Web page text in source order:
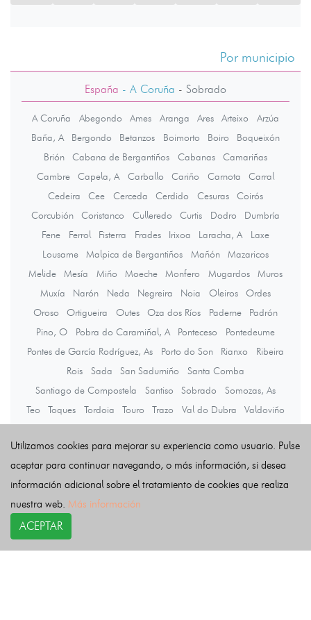
Por municipio
España - A Coruña - Sobrado
A Coruña Abegondo Ames Aranga Ares Arteixo
Arzúa
Baña, A
Bergondo Betanzos Boimorto Boiro
Boqueixón
Brión
Cabana de Bergantiños Cabanas
Camariñas
Cambre
Capela, A Carballo Cariño Carnota
Carral
Cedeira
Cee Cerceda Cerdido Cesuras
Coirós
Corcubión
Coristanco Culleredo Curtis Dodro
Dumbría
Fene
Ferrol Fisterra Frades Irixoa Laracha, A
Laxe
Lousame
Malpica de Bergantiños Mañón
Mazaricos
Melide
Mesía Miño Moeche Monfero Mugardos
Muros
Muxía
Narón Neda Negreira Noia Oleiros
Ordes
Oroso
Ortigueira Outes Oza dos Ríos Paderne
Padrón
Pino, O
Pobra do Caramiñal, A Ponteceso
Pontedeume
Pontes de García Rodríguez, As
Porto do Son Rianxo
Ribeira
Rois
Sada San Sadurniño
Santa Comba
Santiago de Compostela
Santiso Sobrado
Somozas, As
Teo
Toques Tordoia Touro Trazo Val do Dubra
Valdoviño
Últimas noticias
Utilizamos cookies para mejorar su experiencia como usuario. Pulse
aceptar para continuar navegando, o más información, si desea
información adicional sobre el tratamiento de cookies que realiza
nuestra web. Más información
ACEPTAR